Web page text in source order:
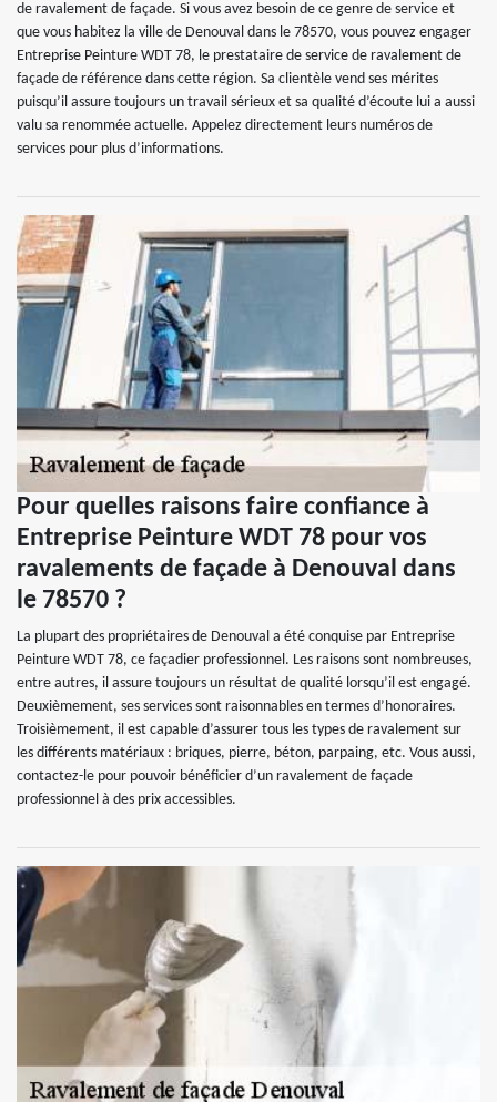
de ravalement de façade. Si vous avez besoin de ce genre de service et
que vous habitez la ville de Denouval dans le 78570, vous pouvez engager
Entreprise Peinture WDT 78, le prestataire de service de ravalement de
façade de référence dans cette région. Sa clientèle vend ses mérites
puisqu’il assure toujours un travail sérieux et sa qualité d’écoute lui a aussi
valu sa renommée actuelle. Appelez directement leurs numéros de
services pour plus d’informations.
Pour quelles raisons faire confiance à
Entreprise Peinture WDT 78 pour vos
ravalements de façade à Denouval dans
le 78570 ?
La plupart des propriétaires de Denouval a été conquise par Entreprise
Peinture WDT 78, ce façadier professionnel. Les raisons sont nombreuses,
entre autres, il assure toujours un résultat de qualité lorsqu’il est engagé.
Deuxièmement, ses services sont raisonnables en termes d’honoraires.
Troisièmement, il est capable d’assurer tous les types de ravalement sur
les différents matériaux : briques, pierre, béton, parpaing, etc. Vous aussi,
contactez-le pour pouvoir bénéficier d’un ravalement de façade
professionnel à des prix accessibles.